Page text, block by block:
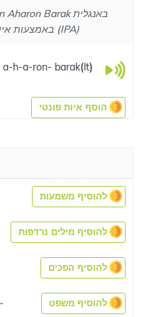
באמצעות איות פונטי והאלפבית הפונטי הבינלאומי (IPA)
a-h-a-ron- barak(lt)
הוסף איות פונטי
להוסיף משמעות
להוסיף מילים נרדפות
להוסיף הפכים
דוגמאות Aharon Barak בבית משפט. להוסיף משפט